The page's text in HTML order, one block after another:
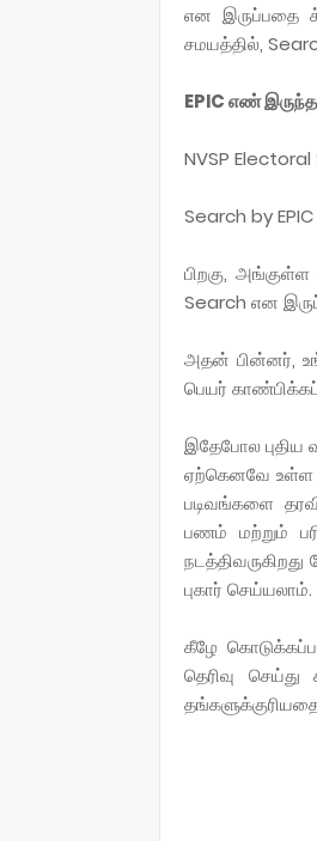
என இருப்பதை
சமயத்தில்,
EPIC எண்
NVSP
Search by
பிறகு,
Search என
அதன் பின்னர்,
பெயர்
இதேபோல புதிய
ஏற்கெனவே உள்ள
படிவங்களை
பணம் மற்றும்
புகார் செய்யலாம்.
கீழே
தெரிவு